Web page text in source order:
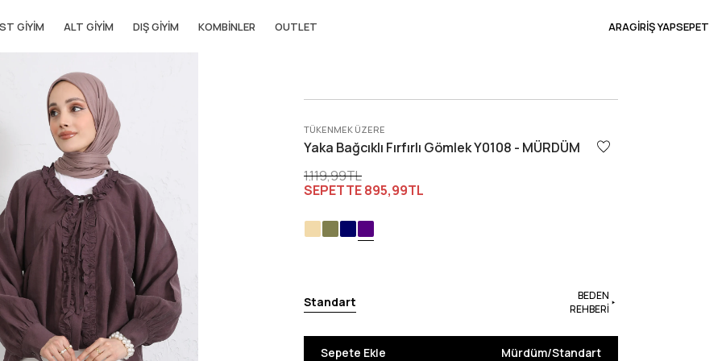
GIYIM ALT GIYIM DIŞ GIYIM KOMBINLER OUTLET ARAGİRİŞ YAPSEPET
TÜKENMEK ÜZERE
Yaka Bağcıklı Fırfırlı Gömlek Y0108 - MÜRDÜM
1.119,99TL
SEPETTE895,99TL
Standart
BEDEN
REHBERİ
Sepete Ekle Mürdüm/Standart